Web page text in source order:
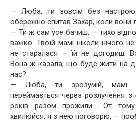
— Люба, ти зовсім без
обережно спитав Захар, коли вони
— Ти ж сам усе бачиш, — тихо
важко. Твоїй мамі ніколи нічого
не старалася — їй не догодиш.
Вона ж казала, що буде жити на
нас?
— Люба, ти зрозумій, мамі
переймається через розлучення з
років разом прожили… От
хвилюйся, я з нею поговорю, —